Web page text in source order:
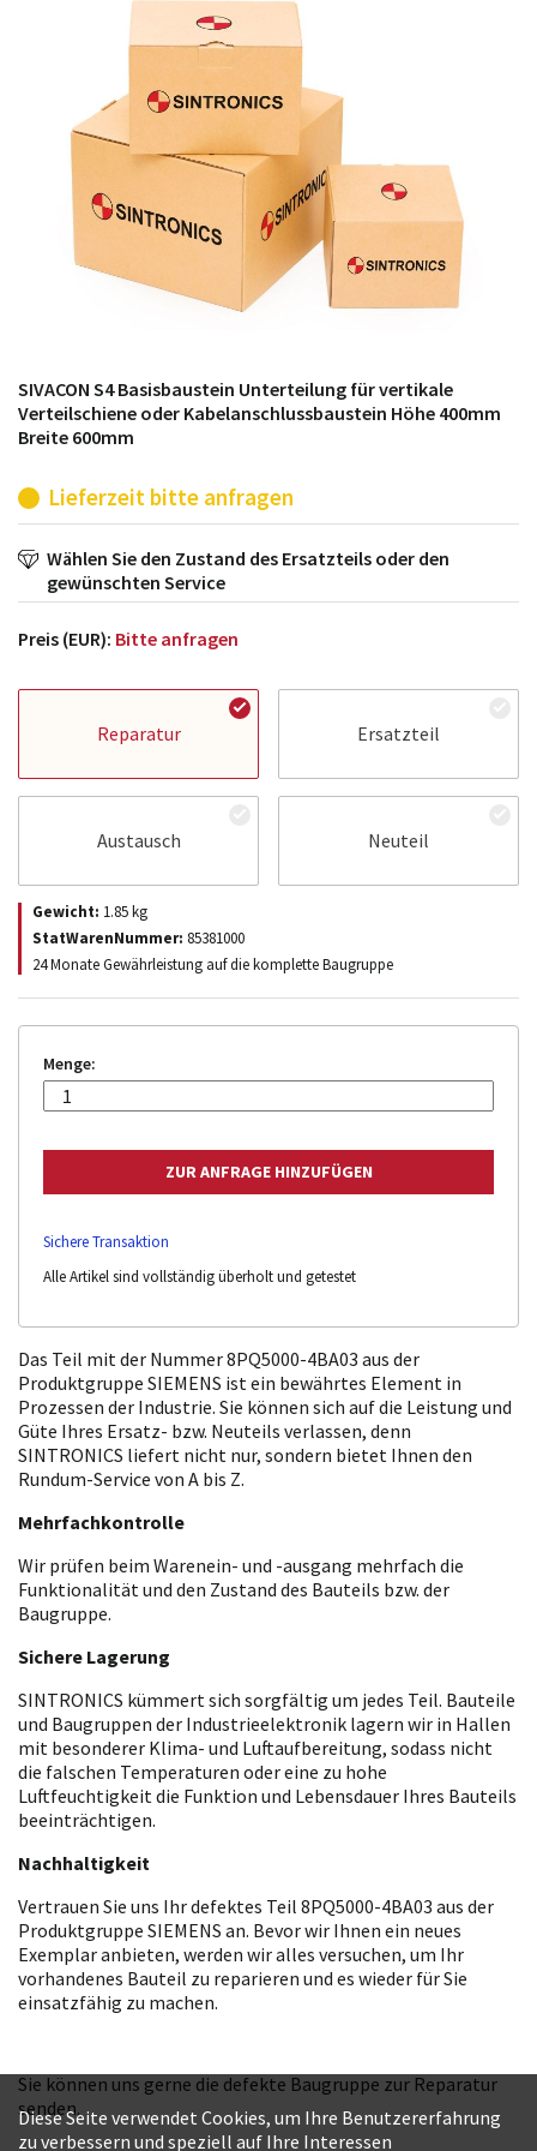
möglich. SINTRONICS ist dann ihr Partner, der
entweder die alten Baugruppen technisch hochwertig
repariert oder ihnen die abgekündigten Baugruppen
aus dem eigenen Lager ersetzt.
SIVACON S4 Basisbaustein Unterteilung für vertikale
Verteilschiene oder Kabelanschlussbaustein Höhe 400mm
Breite 600mm
Lieferzeit bitte anfragen
Wählen Sie den Zustand des Ersatzteils oder den
gewünschten Service
Preis (EUR): Bitte anfragen
Reparatur Ersatzteil
Austausch Neuteil
Gewicht: 1.85kg
StatWarenNummer: 85381000
24 Monate Gewährleistung auf die komplette Baugruppe
Menge:
Sichere Transaktion
Alle Artikel sind vollständig überholt und getestet
Das Teil mit der Nummer 8PQ5000-4BA03 aus der
Produktgruppe SIEMENS ist ein bewährtes Element in
Prozessen der Industrie. Sie können sich auf die Leistung und
Güte Ihres Ersatz- bzw. Neuteils verlassen, denn
SINTRONICS liefert nicht nur, sondern bietet Ihnen den
Rundum-Service von A bis Z.
Mehrfachkontrolle
Wir prüfen beim Warenein- und -ausgang mehrfach die
Funktionalität und den Zustand des Bauteils bzw. der
Baugruppe.
Sichere Lagerung
SINTRONICS kümmert sich sorgfältig um jedes Teil. Bauteile
und Baugruppen der Industrieelektronik lagern wir in Hallen
mit besonderer Klima- und Luftaufbereitung, sodass nicht
die falschen Temperaturen oder eine zu hohe
Luftfeuchtigkeit die Funktion und Lebensdauer Ihres Bauteils
beeinträchtigen.
Nachhaltigkeit
Vertrauen Sie uns Ihr defektes Teil 8PQ5000-4BA03 aus der
Produktgruppe SIEMENS an. Bevor wir Ihnen ein neues
Exemplar anbieten, werden wir alles versuchen, um Ihr
vorhandenes Bauteil zu reparieren und es wieder für Sie
einsatzfähig zu machen.
Sie können uns gerne die defekte Baugruppe zur Reparatur
senden.
Diese Seite verwendet Cookies, um Ihre Benutzererfahrung
zu verbessern und speziell auf Ihre Interessen